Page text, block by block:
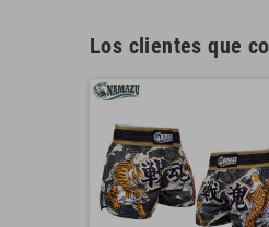
Los clientes que